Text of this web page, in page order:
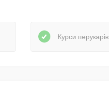
Курси перукарів